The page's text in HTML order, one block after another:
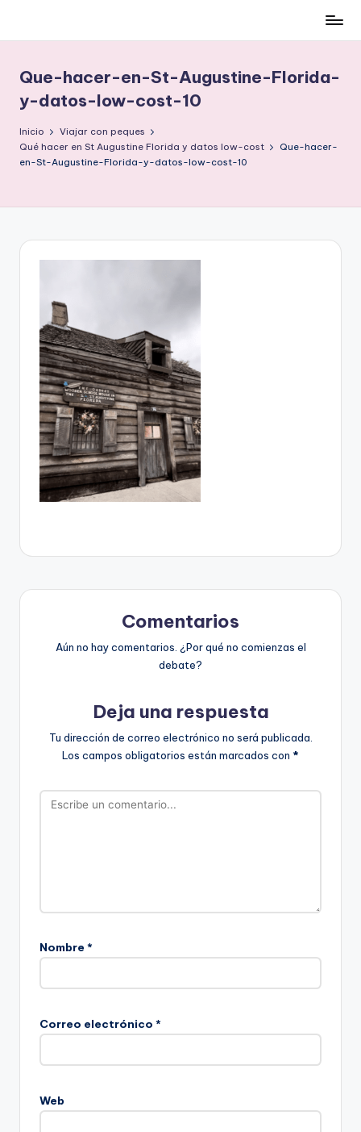
contenido
low-
cost
y
morir
en
Que-hacer-en-St-Augustine-Florida-
y-datos-low-cost-10
Inicio
Viajar con peques
Qué hacer en St Augustine Florida y datos low-cost
Que-hacer-
en-St-Augustine-Florida-y-datos-low-cost-10
Comentarios
Aún no hay comentarios. ¿Por qué no comienzas el
debate?
Deja una respuesta
Tu dirección de correo electrónico no será publicada.
Los campos obligatorios están marcados con *
Nombre *
Correo electrónico *
Web